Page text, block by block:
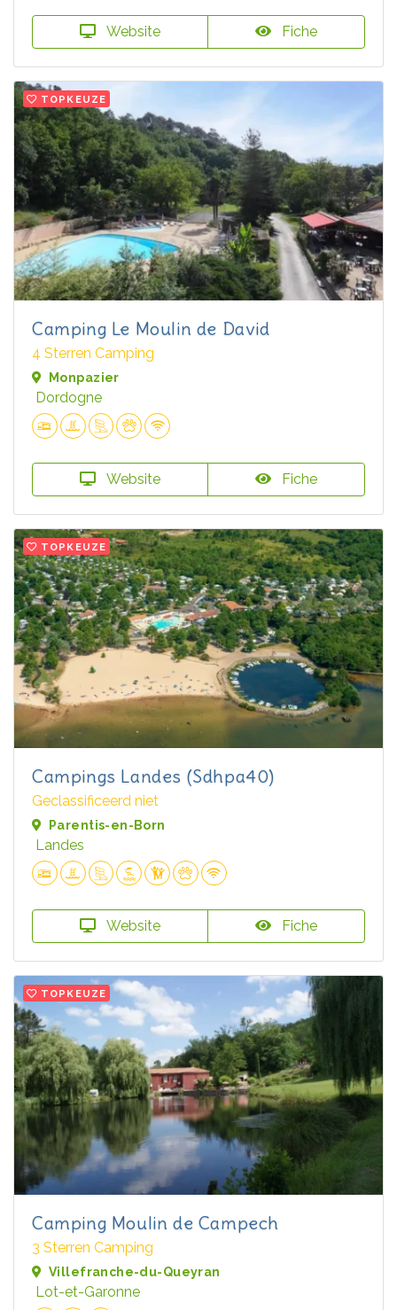
Website Fiche
TOPKEUZE
Camping Le Moulin de David
4 Sterren Camping
Monpazier
Dordogne
Website Fiche
TOPKEUZE
Campings Landes (Sdhpa40)
Geclassificeerd niet
Parentis-en-Born
Landes
Website Fiche
TOPKEUZE
Camping Moulin de Campech
3 Sterren Camping
Villefranche-du-Queyran
Lot-et-Garonne